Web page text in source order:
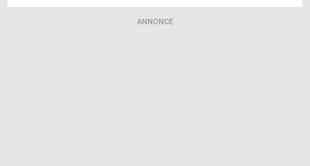
ANNONCE